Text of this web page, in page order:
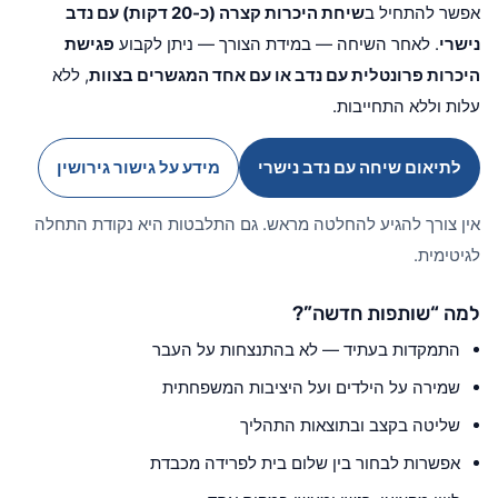
אפשר להתחיל ב
שיחת היכרות קצרה (כ-20 דקות) עם נדב
נישרי. לאחר השיחה — במידת הצורך — ניתן לקבוע פגישת
היכרות פרונטלית עם נדב או עם אחד המגשרים בצוות, ללא
עלות וללא התחייבות.
לתיאום שיחה עם נדב נישרי מידע על גישור גירושין
אין צורך להגיע להחלטה מראש. גם התלבטות היא נקודת התחלה
לגיטימית.
למה “שותפות חדשה”?
התמקדות בעתיד — לא בהתנצחות על העבר
שמירה על הילדים ועל היציבות המשפחתית
שליטה בקצב ובתוצאות התהליך
אפשרות לבחור בין שלום בית לפרידה מכבדת